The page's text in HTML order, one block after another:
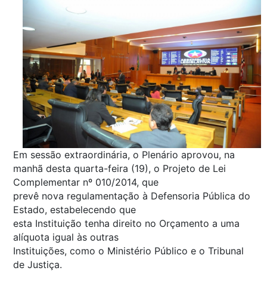
Em sessão extraordinária, o Plenário aprovou, na
manhã desta quarta-feira (19), o Projeto de Lei
Complementar nº 010/2014, que
prevê nova regulamentação à Defensoria Pública do
Estado, estabelecendo que
esta Instituição tenha direito no Orçamento a uma
alíquota igual às outras
Instituições, como o Ministério Público e o Tribunal
de Justiça.